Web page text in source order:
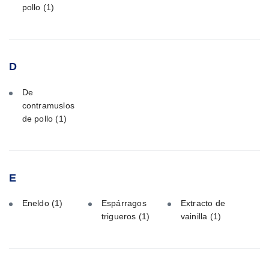
pollo (1)
D
De
contramuslos
de pollo(1)
E
Eneldo (1)
Espárragos
trigueros (1)
Extracto de
vainilla (1)